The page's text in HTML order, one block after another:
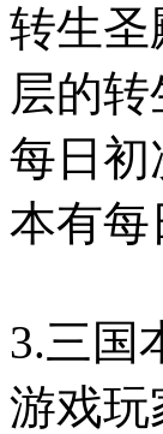
转生圣
层的
每日初
本有每
3.三国
游戏玩